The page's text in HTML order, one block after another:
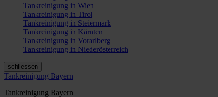
Tankreinigung in Wien
Tankreinigung in Tirol
Tankreinigung in Steiermark
Tankreinigung in Kärnten
Tankreinigung in Vorarlberg
Tankreinigung in Niederösterreich
schliessen
Tankreinigung Bayern
Tankreinigung Bayern